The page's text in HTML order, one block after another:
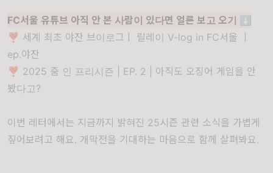
FC서울 유튜브 아직 안 본 사람이 있다면 얼른 보고 오기 ⬇️
❣️ 세계 최초 야잔 브이로그ㅣ 릴레이 V-log in FC서울 ㅣ
ep.야잔
❣️ 2025 줌 인 프리시즌 | EP. 2 | 아직도 오징어 게임을 안
봤다고?
이번 레터에서는 지금까지 밝혀진 25시즌 관련 소식을 가볍게
짚어보려고 해요. 개막전을 기대하는 마음으로 함께 살펴봐요.